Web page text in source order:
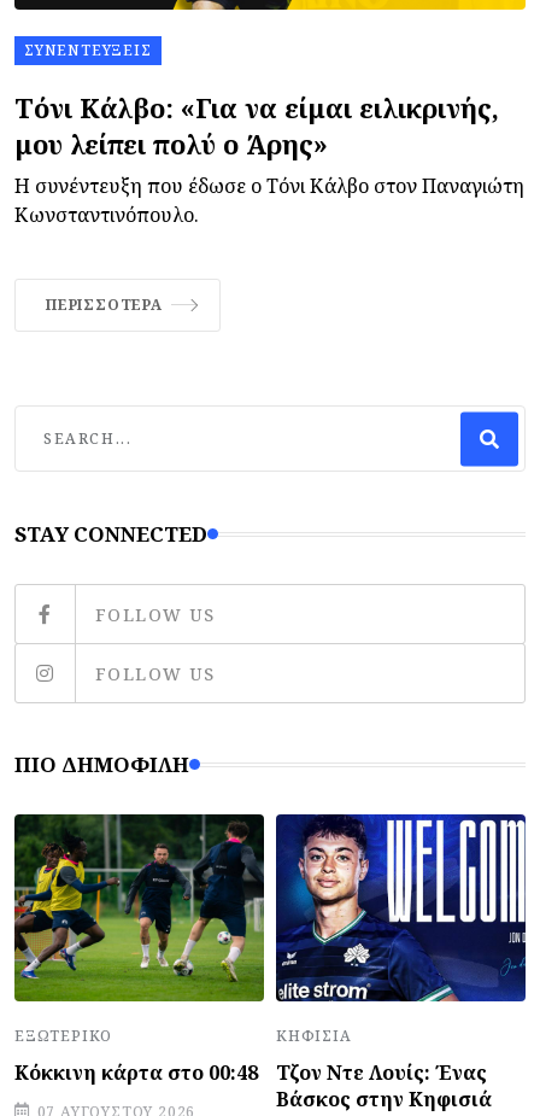
ΣΥΝΕΝΤΕΎΞΕΙΣ
Τόνι Κάλβο: «Για να είμαι ειλικρινής,
μου λείπει πολύ ο Άρης»
Η συνέντευξη που έδωσε ο Τόνι Κάλβο στον Παναγιώτη
Κωνσταντινόπουλο.
ΠΕΡΙΣΣΌΤΕΡΑ
STAY CONNECTED
FOLLOW US
FOLLOW US
ΠΙΟ ΔΗΜΟΦΙΛΉ
ΕΞΩΤΕΡΙΚΌ
Κόκκινη κάρτα στο 00:48
ΚΗΦΙΣΙΆ
Τζον Ντε Λουίς: Ένας
Βάσκος στην Κηφισιά